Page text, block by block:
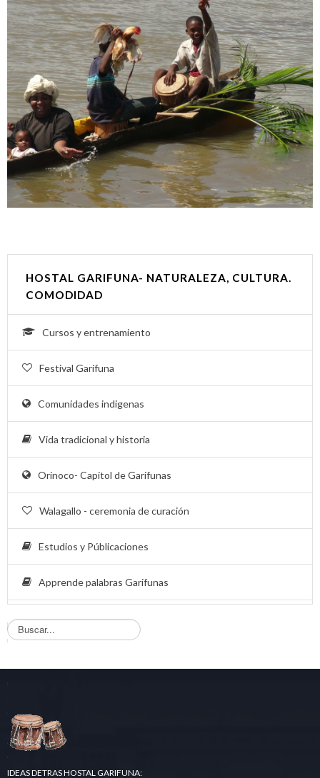
HOSTAL GARIFUNA- NATURALEZA, CULTURA.
COMODIDAD
Cursos y entrenamiento
Festival Garifuna
Comunidades indigenas
Vida tradicional y historia
Orinoco- Capitol de Garifunas
Walagallo - ceremonia de curación
Estudios y Públicaciones
Apprende palabras Garifunas
B
u
q
a
.IDEAS DETRAS HOSTAL GARIFUNA: